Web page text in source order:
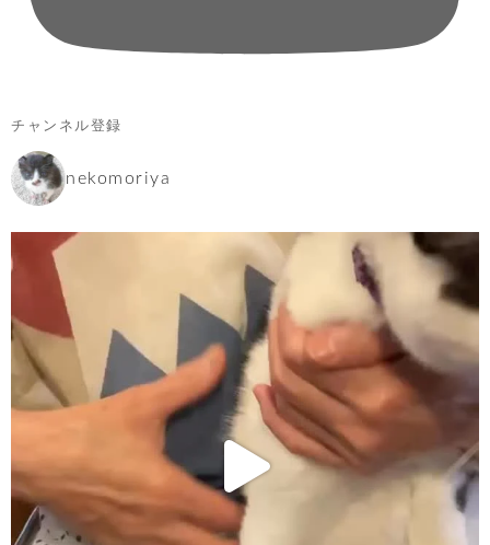
チャンネル登録
nekomoriya